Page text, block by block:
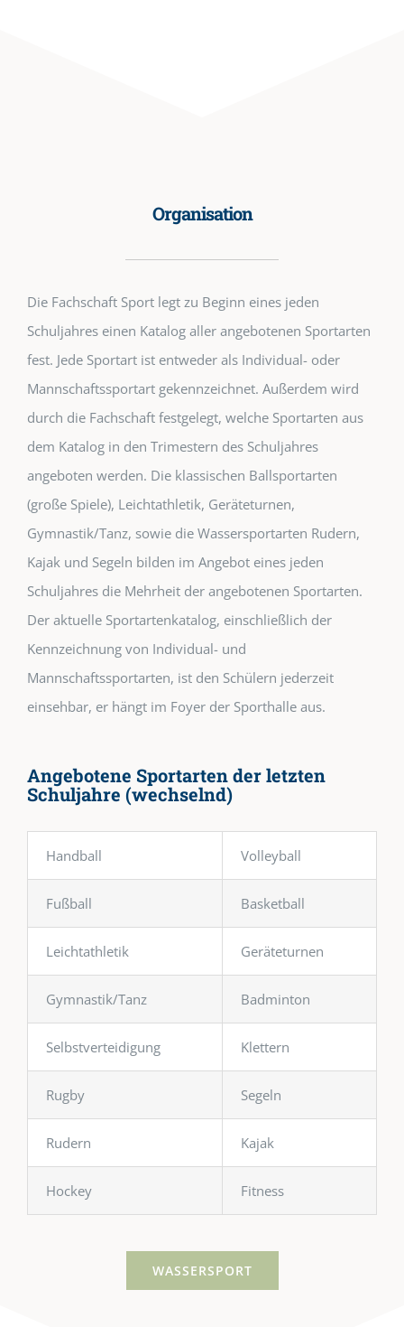
Organisation
Die Fachschaft Sport legt zu Beginn eines jeden
Schuljahres einen Katalog aller angebotenen Sportarten
fest. Jede Sportart ist entweder als Individual- oder
Mannschaftssportart gekennzeichnet. Außerdem wird
durch die Fachschaft festgelegt, welche Sportarten aus
dem Katalog in den Trimestern des Schuljahres
angeboten werden. Die klassischen Ballsportarten
(große Spiele), Leichtathletik, Geräteturnen,
Gymnastik/Tanz, sowie die Wassersportarten Rudern,
Kajak und Segeln bilden im Angebot eines jeden
Schuljahres die Mehrheit der angebotenen Sportarten.
Der aktuelle Sportartenkatalog, einschließlich der
Kennzeichnung von Individual- und
Mannschaftssportarten, ist den Schülern jederzeit
einsehbar, er hängt im Foyer der Sporthalle aus.
Angebotene Sportarten der letzten
Schuljahre (wechselnd)
Handball Volleyball
Fußball Basketball
Leichtathletik Geräteturnen
Gymnastik/Tanz Badminton
Selbstverteidigung Klettern
Rugby Segeln
Rudern Kajak
Hockey Fitness
WASSERSPORT